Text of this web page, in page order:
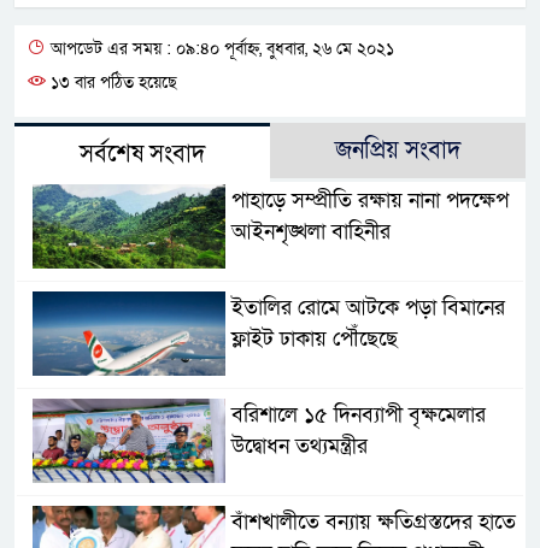
আপডেট এর সময় : ০৯:৪০ পূর্বাহ্ন, বুধবার, ২৬ মে ২০২১
১৩ বার পঠিত হয়েছে
সর্বশেষ সংবাদ জনপ্রিয় সংবাদ
পাহাড়ে সম্প্রীতি রক্ষায় নানা পদক্ষেপ
আইনশৃঙ্খলা বাহিনীর
ইতালির রোমে আটকে পড়া বিমানের
ফ্লাইট ঢাকায় পৌঁছেছে
বরিশালে ১৫ দিনব্যাপী বৃক্ষমেলার
উদ্বোধন তথ্যমন্ত্রীর
বাঁশখালীতে বন্যায় ক্ষতিগ্রস্তদের হাতে